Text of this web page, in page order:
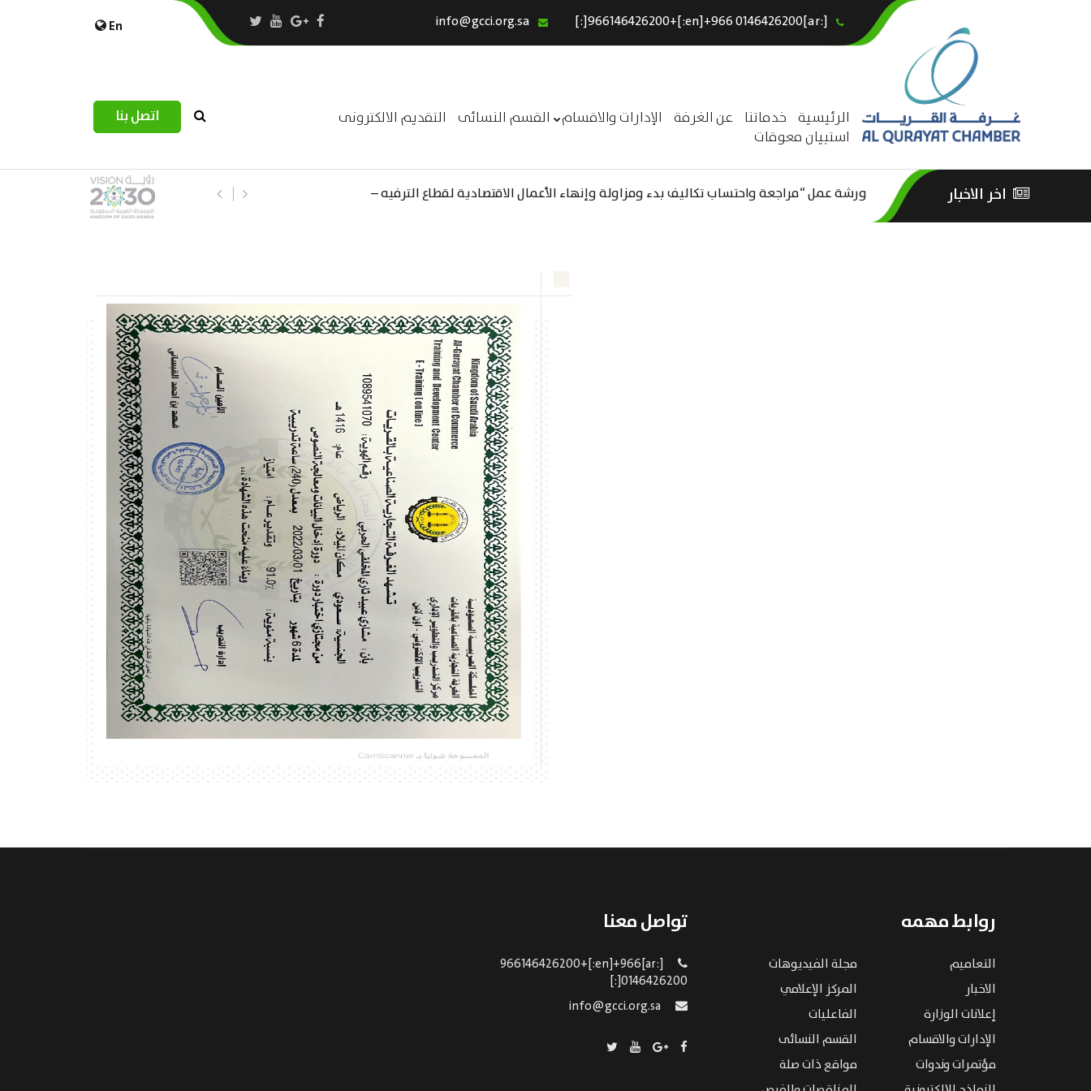
[:ar]966146426200+[:en]+966 0146426200[:]
En
الرئيسية خدماتنا عن الغرفة الإدارات والاقسام القسم النسائى التقديم الالكترونى
استبيان معوقات
اتصل بنا
الرئيسية
عن الغرفة
القسم النسائى
التقديم الالكترونى
اخر الاخبار
ورشة عمل “مراجعة واحتساب تكاليف بدء ومزاولة وإنهاء الأعمال الاقتصادية لقطاع الترفيه –
استبيان مرصد التحديات اللوجستية
روابط مهمه
التعاميم
مجلة الفيديوهات
الاخبار
المركز الإعلامي
إعلانات الوزارة
الفاعليات
الإدارات والاقسام
القسم النسائى
مؤتمرات وندوات
مواقع ذات صلة
تواصل معنا
[:ar]966146426200+[:en]+966
0146426200[:]